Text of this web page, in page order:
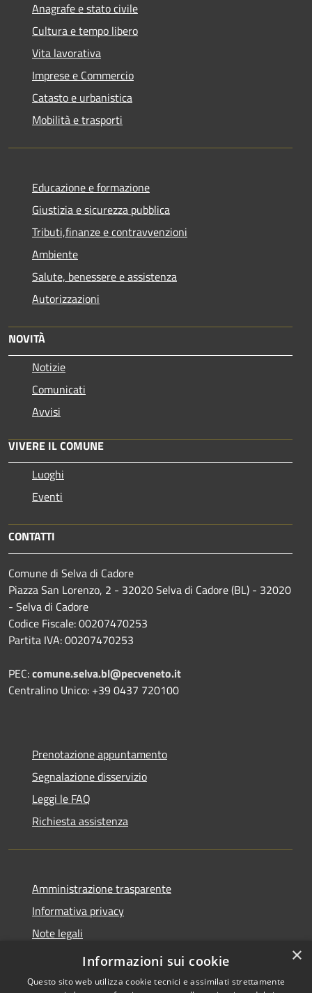
Anagrafe e stato civile
Cultura e tempo libero
Vita lavorativa
Imprese e Commercio
Catasto e urbanistica
Mobilità e trasporti
Educazione e formazione
Giustizia e sicurezza pubblica
Tributi,finanze e contravvenzioni
Ambiente
Salute, benessere e assistenza
Autorizzazioni
NOVITÀ
Notizie
Comunicati
Avvisi
VIVERE IL COMUNE
Luoghi
Eventi
CONTATTI
Comune di Selva di Cadore
Piazza San Lorenzo, 2 - 32020 Selva di Cadore (BL) - 32020
- Selva di Cadore
Codice Fiscale: 00207470253
Partita IVA: 00207470253
PEC:comune.selva.bl@pecveneto.it
Centralino Unico: +39 0437 720100
Prenotazione appuntamento
Segnalazione disservizio
Leggi le FAQ
Richiesta assistenza
Amministrazione trasparente
Informativa privacy
Note legali
Dichiarazione di accessibilità
×
Informazioni sui cookie
Questo sito web utilizza cookie tecnici e assimilati strettamente